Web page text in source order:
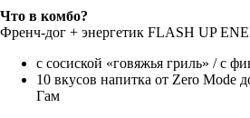
Что в комбо?
Френч-дог + энергетик FLASH UP
с сосиской «говяжья гриль» / с
10 вкусов напитка от Zero Mode
Гам